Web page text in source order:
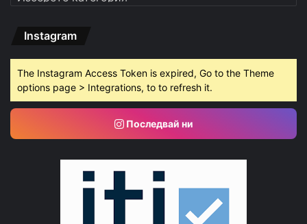
Instagram
The Instagram Access Token is expired, Go to the Theme
options page > Integrations, to to refresh it.
Последвай ни